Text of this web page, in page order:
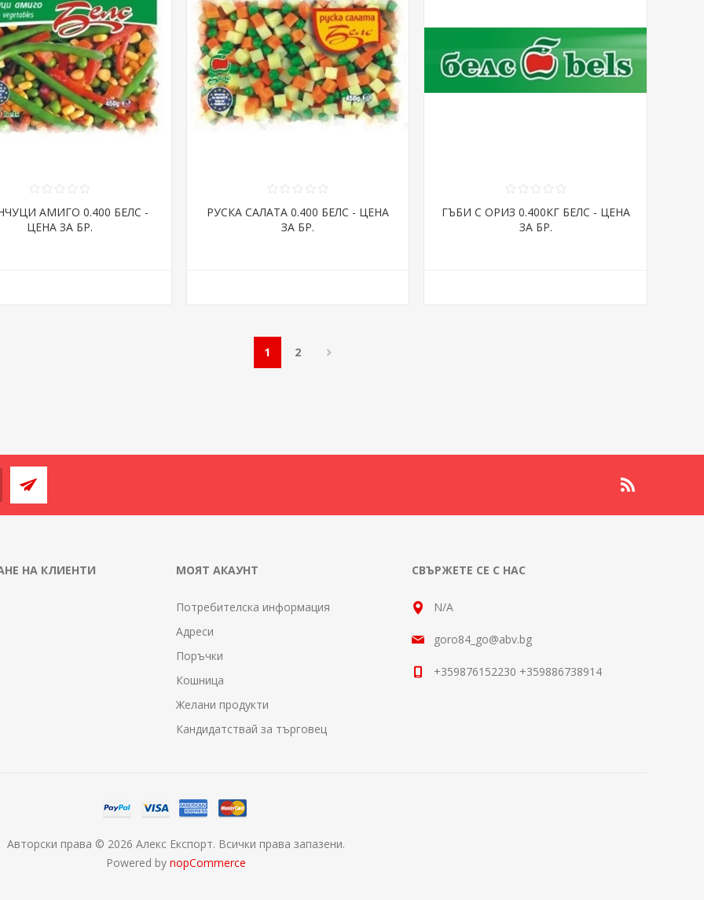
АМИГО 0.400 БЕЛС -
ЦЕНА ЗА БР.
РУСКА САЛАТА 0.400 БЕЛС - ЦЕНА
ЗА БР.
ГЪБИ С ОРИЗ 0.400КГ БЕЛС - ЦЕНА
ЗА БР.
1 2
НА КЛИЕНТИ МОЯТ АКАУНТ
Потребителска информация
Адреси
Поръчки
Кошница
Желани продукти
Кандидатствай за търговец
СВЪРЖЕТЕ СЕ С НАС
N/A
goro84_go@abv.bg
+359876152230 +359886738914
Авторски права © 2026 Алекс Експорт. Всички права запазени.
Powered by nopCommerce